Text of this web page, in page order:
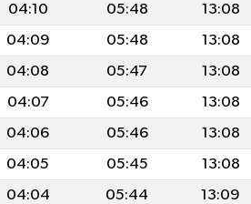
04:10 05:48 13:08
04:09 05:48 13:08
04:08 05:47 13:08
04:07 05:46 13:08
04:06 05:46 13:08
04:05 05:45 13:08
04:04 05:44 13:09